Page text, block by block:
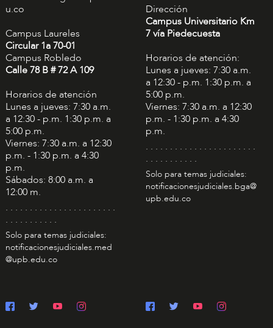
u.co
Campus Laureles
Circular 1a 70-01
Campus Robledo
Calle 78 B # 72 A 109
Horarios de atención
Lunes a jueves: 7:30 a.m.
a 12:30 - p.m. 1:30 p.m. a
5:00 p.m.
Viernes: 7:30 a.m. a 12:30
p.m. - 1:30 p.m. a 4:30
p.m.
Sábados: 8:00 a.m. a
12:00 m.
. . . . . . . . . . . . . . . . . . . . . . .
. . . . . . . . . . .
Solo para temas judiciales:
notificacionesjudiciales.med
@upb.edu.co
Dirección
Campus Universitario Km
7 vía Piedecuesta
Horarios de atención:
Lunes a jueves: 7:30 a.m.
a 12:30 - p.m. 1:30 p.m. a
5:00 p.m.
Viernes: 7:30 a.m. a 12:30
p.m. - 1:30 p.m. a 4:30
p.m.
. . . . . . . . . . . . . . . . . . . . . . .
. . . . . . . . . . .
Solo para temas judiciales:
notificacionesjudiciales.bga@
upb.edu.co